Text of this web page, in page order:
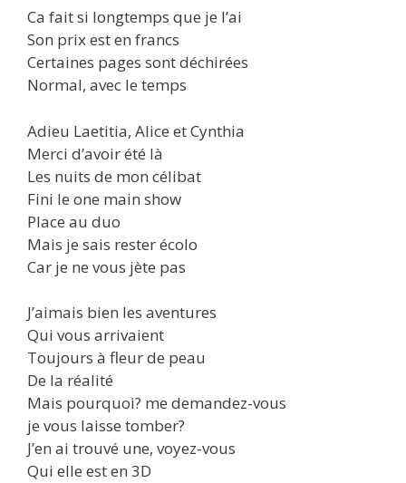
Ca fait si longtemps que je l’ai
Son prix est en francs
Certaines pages sont déchirées
Normal, avec le temps
Adieu Laetitia, Alice et Cynthia
Merci d’avoir été là
Les nuits de mon célibat
Fini le one main show
Place au duo
Mais je sais rester écolo
Car je ne vous jète pas
J’aimais bien les aventures
Qui vous arrivaient
Toujours à fleur de peau
De la réalité
Mais pourquoi? me demandez-vous
je vous laisse tomber?
J’en ai trouvé une, voyez-vous
Qui elle est en 3D